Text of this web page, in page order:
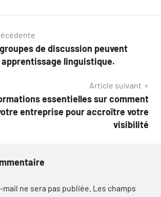
de discussion peuvent
linguistique.
Article suivant
essentielles sur comment
entreprise pour accroître votre
visibilité
ne sera pas publiée. Les champs